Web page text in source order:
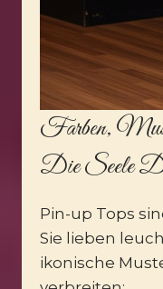
Farben,
Die Seele
Pin-up Tops
Sie lieben
ikonische